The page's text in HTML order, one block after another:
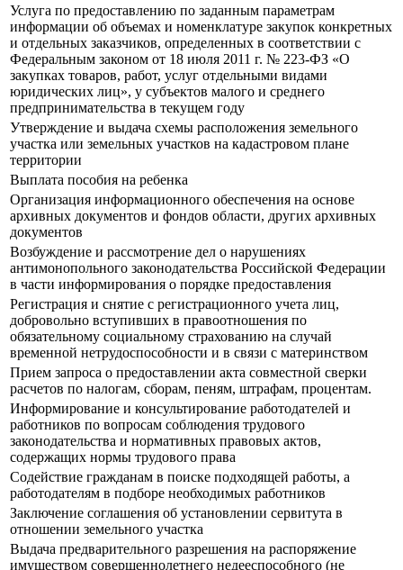
Услуга по предоставлению по заданным параметрам
информации об объемах и номенклатуре закупок конкретных
и отдельных заказчиков, определенных в соответствии с
Федеральным законом от 18 июля 2011 г. № 223-ФЗ «О
закупках товаров, работ, услуг отдельными видами
юридических лиц», у субъектов малого и среднего
предпринимательства в текущем году
Утверждение и выдача схемы расположения земельного
участка или земельных участков на кадастровом плане
территории
Выплата пособия на ребенка
Организация информационного обеспечения на основе
архивных документов и фондов области, других архивных
документов
Возбуждение и рассмотрение дел о нарушениях
антимонопольного законодательства Российской Федерации
в части информирования о порядке предоставления
Регистрация и снятие с регистрационного учета лиц,
добровольно вступивших в правоотношения по
обязательному социальному страхованию на случай
временной нетрудоспособности и в связи с материнством
Прием запроса о предоставлении акта совместной сверки
расчетов по налогам, сборам, пеням, штрафам, процентам.
Информирование и консультирование работодателей и
работников по вопросам соблюдения трудового
законодательства и нормативных правовых актов,
содержащих нормы трудового права
Содействие гражданам в поиске подходящей работы, а
работодателям в подборе необходимых работников
Заключение соглашения об установлении сервитута в
отношении земельного участка
Выдача предварительного разрешения на распоряжение
имуществом совершеннолетнего недееспособного (не